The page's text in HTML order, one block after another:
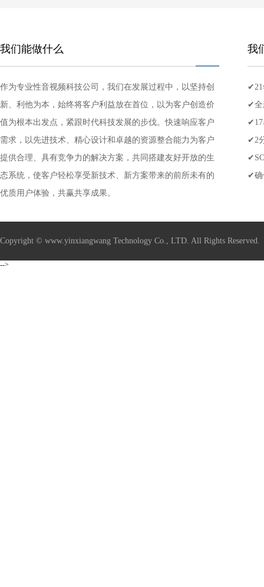
我们能做什么
作为专业性音视频科技公司，我们在发展过程中，以坚持创
新、利他为本，始终将客户利益放在首位，以为客户创造价
值为根本出发点，紧跟时代科技发展的步伐。快速响应客户
需求，以先进技术、精心设计和卓越的资源整合能力为客户
提供合理、具有竞争力的解决方案，共同搭建友好开放的生
态系统，使客户轻松享受新技术、新方案带来的前所未有的
优质用户体验，共赢共享成果。
我
✔21
场
✔全
者,
✔17
✔2
✔确
Copyright © www.yinxiangwang Technology Co., LTD. All Rights
-->